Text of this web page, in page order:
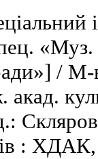
«Муз.
/ М-
акад.
: